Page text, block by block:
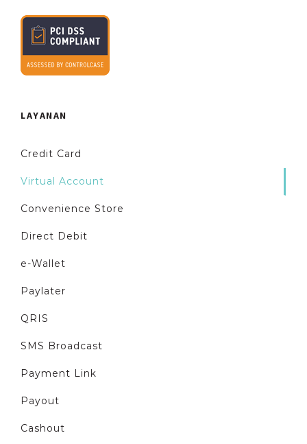
LAYANAN
Credit Card
Virtual Account
Convenience Store
Direct Debit
e-Wallet
Paylater
QRIS
SMS Broadcast
Payment Link
Payout
Cashout